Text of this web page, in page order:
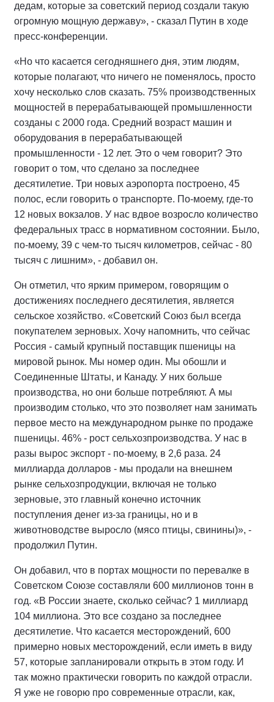
дедам, которые за советский период создали такую
огромную мощную державу», - сказал Путин в ходе
пресс-конференции.
«Но что касается сегодняшнего дня, этим людям,
которые полагают, что ничего не поменялось, просто
хочу несколько слов сказать. 75% производственных
мощностей в перерабатывающей промышленности
созданы с 2000 года. Средний возраст машин и
оборудования в перерабатывающей
промышленности - 12 лет. Это о чем говорит? Это
говорит о том, что сделано за последнее
десятилетие. Три новых аэропорта построено, 45
полос, если говорить о транспорте. По-моему, где-то
12 новых вокзалов. У нас вдвое возросло количество
федеральных трасс в нормативном состоянии. Было,
по-моему, 39 с чем-то тысяч километров, сейчас - 80
тысяч с лишним», - добавил он.
Он отметил, что ярким примером, говорящим о
достижениях последнего десятилетия, является
сельское хозяйство. «Советский Союз был всегда
покупателем зерновых. Хочу напомнить, что сейчас
Россия - самый крупный поставщик пшеницы нa
мировой рынок. Мы номер один. Мы обошли и
Соединенные Штаты, и Канаду. У них больше
производства, но они больше потребляют. А мы
производим столько, что это позволяет нам занимать
первое место на международном рынке по продаже
пшеницы. 46% - рост сельхозпроизводства. У нас в
разы вырос экспорт - по-моему, в 2,6 раза. 24
миллиарда долларов - мы продали на внешнем
рынке сельхозпродукции, включая не только
зерновые, это главный конечно источник
поступления денег из-за границы, но и в
животноводстве выросло (мясо птицы, свинины)», -
продолжил Путин.
Он добавил, что в портах мощности по перевалке в
Советском Союзе составляли 600 миллионов тонн в
год. «В России знаете, сколько сейчас? 1 миллиард
104 миллиона. Это все создано за последнее
десятилетие. Что касается месторождений, 600
примерно новых месторождений, если иметь в виду
57, которые запланировали открыть в этом году. И
так можно практически говорить по каждой отрасли.
Я уже не говорю про современные отрасли, как,